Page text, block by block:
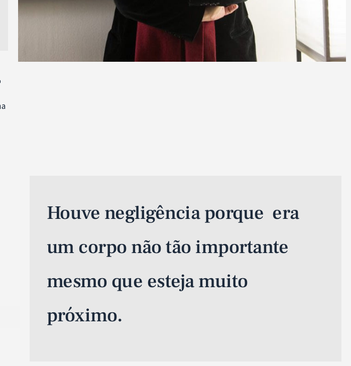
Houve negligência porque era
um corpo não tão importante
mesmo que esteja muito
próximo.